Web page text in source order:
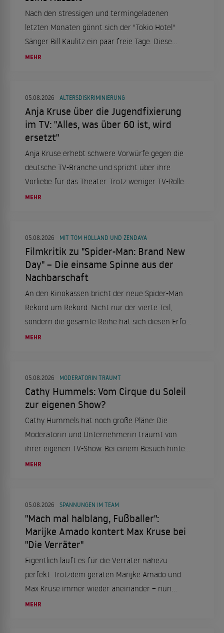
Nach den stressigen und termingeladenen
letzten Monaten gönnt sich der "Tokio Hotel"
Sänger Bill Kaulitz ein paar freie Tage. Diese
verbringt er in Italien, genauer gesagt in Rom.
MEHR
05.08.2026 ALTERSDISKRIMINIERUNG
Anja Kruse über die Jugendfixierung
im TV: "Alles, was über 60 ist, wird
ersetzt"
Anja Kruse erhebt schwere Vorwürfe gegen die
deutsche TV-Branche und spricht über ihre
Vorliebe für das Theater. Trotz weniger TV-Rollen
bleibt sie aktiv und engagiert.
MEHR
05.08.2026 MIT TOM HOLLAND UND ZENDAYA
Filmkritik zu "Spider-Man: Brand New
Day" – Die einsame Spinne aus der
Nachbarschaft
An den Kinokassen bricht der neue Spider-Man
Rekord um Rekord. Nicht nur der vierte Teil,
sondern die gesamte Reihe hat sich diesen Erfolg
mehr als verdient. Eine Filmkritik.
MEHR
05.08.2026 MODERATORIN TRÄUMT
Cathy Hummels: Vom Cirque du Soleil
zur eigenen Show?
Cathy Hummels hat noch große Pläne: Die
Moderatorin und Unternehmerin träumt von
ihrer eigenen TV-Show. Bei einem Besuch hinter
den Kulissen des "Cirque du Soleil" in Berlin
MEHR
05.08.2026 SPANNUNGEN IM TEAM
"Mach mal halblang, Fußballer":
Marijke Amado kontert Max Kruse bei
"Die Verräter"
Eigentlich läuft es für die Verräter nahezu
perfekt. Trotzdem geraten Marijke Amado und
Max Kruse immer wieder aneinander – nun
schießt sie zurück.
MEHR